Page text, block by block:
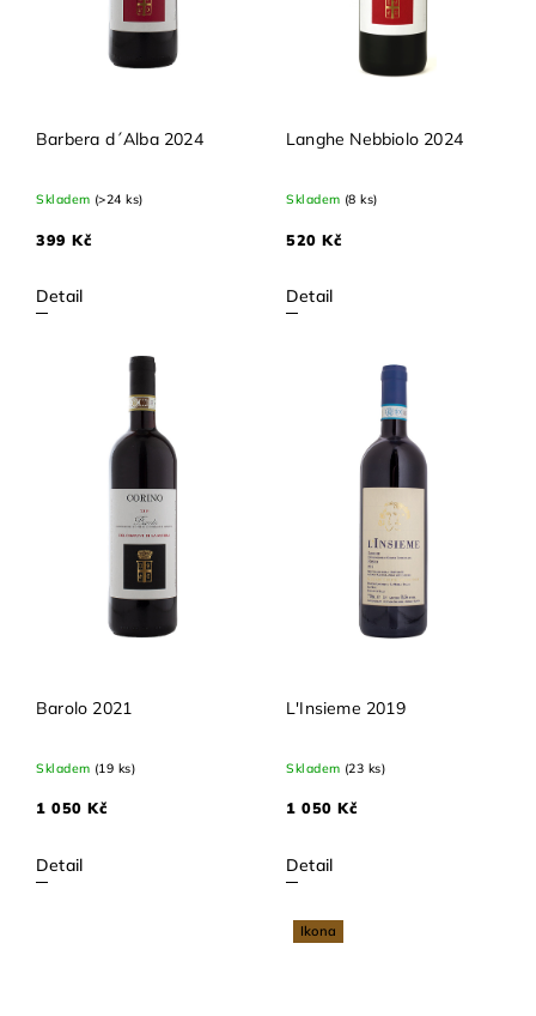
Barbera d´Alba 2024
Skladem (>24 ks)
399 Kč
Detail
Langhe Nebbiolo 2024
Skladem (8 ks)
520 Kč
Detail
Barolo 2021
Skladem (19 ks)
1 050 Kč
Detail
L'Insieme 2019
Skladem (23 ks)
1 050 Kč
Detail
Ikona